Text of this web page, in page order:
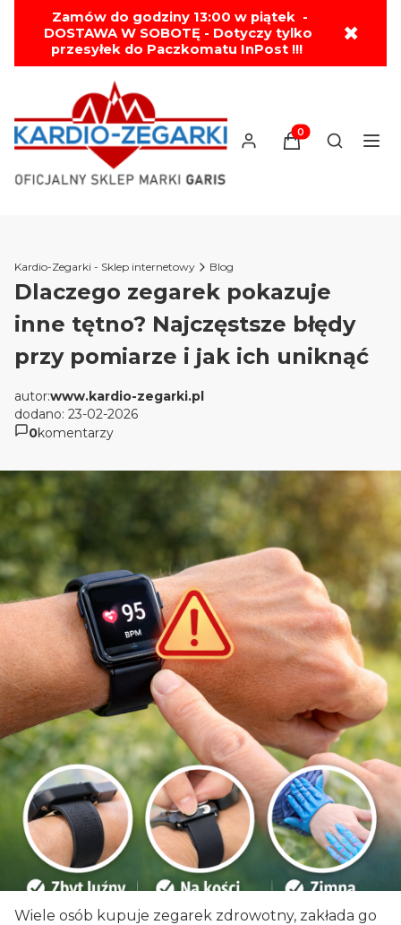
Zamów do godziny 13:00 w piątek -
DOSTAWA W SOBOTĘ - Dotyczy tylko
przesyłek do Paczkomatu InPost !!!
🚚 DARMOWA WYSYŁKA OD 199 ZŁ!!!
✖
Produkty w
Otwórz
Kardio-Zegarki - Sklep internetowy Blog
Dlaczego zegarek pokazuje
inne tętno? Najczęstsze błędy
przy pomiarze i jak ich uniknąć
autor:www.kardio-zegarki.pl
dodano: 23-02-2026
0komentarzy
Wiele osób kupuje zegarek zdrowotny, zakłada go